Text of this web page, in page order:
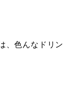
、色んなドリン